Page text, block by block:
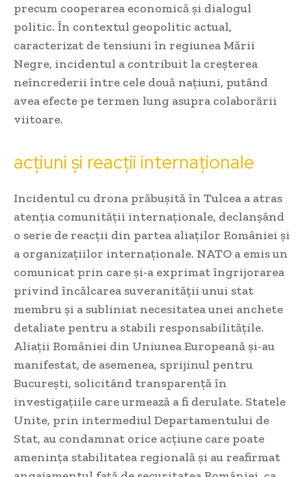
precum cooperarea economică și dialogul
politic. În contextul geopolitic actual,
caracterizat de tensiuni în regiunea Mării
Negre, incidentul a contribuit la creșterea
neîncrederii între cele două națiuni, putând
avea efecte pe termen lung asupra colaborării
viitoare.
acțiuni și reacții internaționale
Incidentul cu drona prăbușită în Tulcea a atras
atenția comunității internaționale, declanșând
o serie de reacții din partea aliaților României și
a organizațiilor internaționale. NATO a emis un
comunicat prin care și-a exprimat îngrijorarea
privind încălcarea suveranității unui stat
membru și a subliniat necesitatea unei anchete
detaliate pentru a stabili responsabilitățile.
Aliații României din Uniunea Europeană și-au
manifestat, de asemenea, sprijinul pentru
București, solicitând transparență în
investigațiile care urmează a fi derulate. Statele
Unite, prin intermediul Departamentului de
Stat, au condamnat orice acțiune care poate
amenința stabilitatea regională și au reafirmat